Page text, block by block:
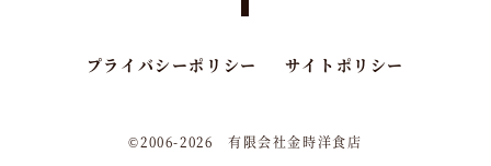
プライバシーポリシー サイトポリシー
©2006-2026 有限会社金時洋食店